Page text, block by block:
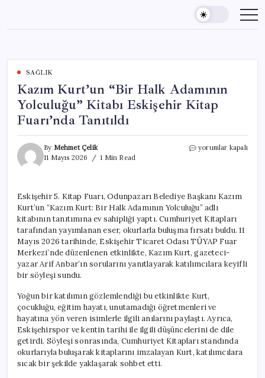
content
SAĞLIK
Kazım Kurt’un “Bir Halk Adamının
Yolculuğu” Kitabı Eskişehir Kitap
Fuarı’nda Tanıtıldı
By Mehmet Çelik
11 Mayıs 2026
1 Min Read
Kazım
Yolculuğu”
Kitabı
Eskişehir
Kitap
Fuarı’nda
için
yorumlar kapalı
Eskişehir 5. Kitap Fuarı, Odunpazarı Belediye Başkanı Kazım
Kurt’un “Kazım Kurt: Bir Halk Adamının Yolculuğu” adlı
kitabının tanıtımına ev sahipliği yaptı. Cumhuriyet Kitapları
tarafından yayımlanan eser, okurlarla buluşma fırsatı buldu. 11
Mayıs 2026 tarihinde, Eskişehir Ticaret Odası TÜYAP Fuar
Merkezi’nde düzenlenen etkinlikte, Kazım Kurt, gazeteci-
yazar Arif Anbar’ın sorularını yanıtlayarak katılımcılara keyifli
bir söyleşi sundu.
Yoğun bir katılımın gözlemlendiği bu etkinlikte Kurt,
çocukluğu, eğitim hayatı, unutamadığı öğretmenleri ve
hayatına yön veren isimlerle ilgili anılarını paylaştı. Ayrıca,
Eskişehirspor ve kentin tarihi ile ilgili düşüncelerini de dile
getirdi. Söyleşi sonrasında, Cumhuriyet Kitapları standında
okurlarıyla buluşarak kitaplarını imzalayan Kurt, katılımcılara
sıcak bir şekilde yaklaşarak sohbet etti.